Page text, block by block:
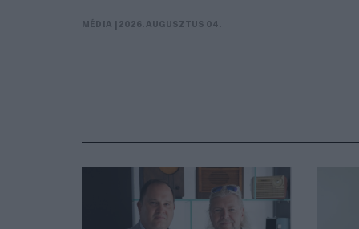
MÉDIA | 2026. AUGUSZTUS 04.